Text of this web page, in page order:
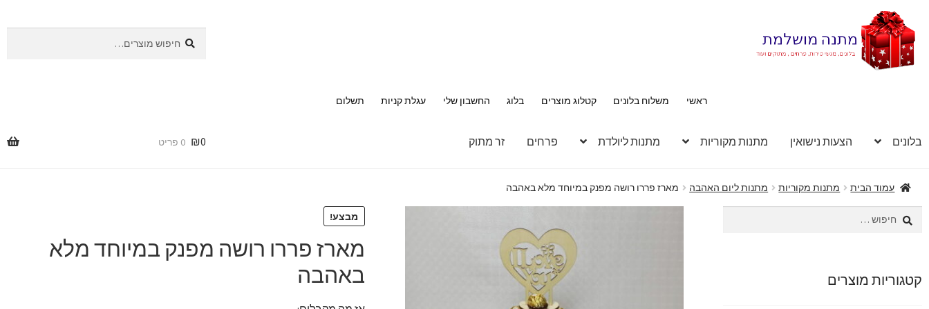
לניווט
לדלג
לתוכן
עבור:
ראשי משלוח בלונים קטלוג מוצרים בלוג החשבון שלי עגלת קניות תשלום
בלונים הצעות נישואין מתנות מקוריות מתנות ליולדת פרחים זר מתוק ₪0 0 פריט
עמוד הבית מתנות מקוריות מתנות ליום האהבה מארז פררו רושה מפנק במיוחד מלא באהבה
מבצע!
מארז פררו רושה מפנק במיוחד מלא
באהבה
חיפוש:
קטגוריות מוצרים